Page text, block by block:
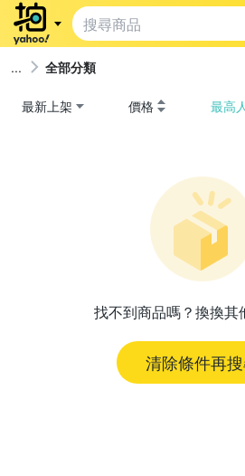
全部分類
最新上架 價格 最高
找不到商品嗎？換換其
清除條件再